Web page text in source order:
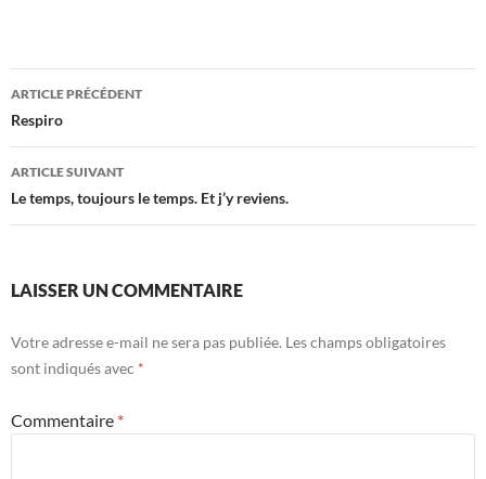
Navigation
des
articles
ARTICLE PRÉCÉDENT
Respiro
ARTICLE SUIVANT
Le temps, toujours le temps. Et j’y reviens.
LAISSER UN COMMENTAIRE
Votre adresse e-mail ne sera pas publiée. Les champs obligatoires
sont indiqués avec *
Commentaire *